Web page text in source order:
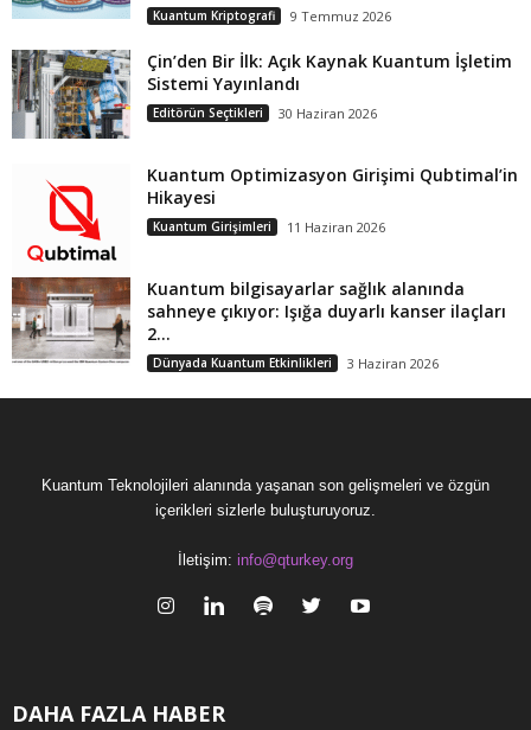
Kuantum Kriptografi 9 Temmuz 2026
Çin’den Bir İlk: Açık Kaynak Kuantum İşletim
Sistemi Yayınlandı
Editörün Seçtikleri 30 Haziran 2026
Kuantum Optimizasyon Girişimi Qubtimal’in
Hikayesi
Kuantum Girişimleri 11 Haziran 2026
Kuantum bilgisayarlar sağlık alanında
sahneye çıkıyor: Işığa duyarlı kanser ilaçları
2...
Dünyada Kuantum Etkinlikleri 3 Haziran 2026
Kuantum Teknolojileri alanında yaşanan son gelişmeleri ve özgün
içerikleri sizlerle buluşturuyoruz.
İletişim: info@qturkey.org
DAHA FAZLA HABER